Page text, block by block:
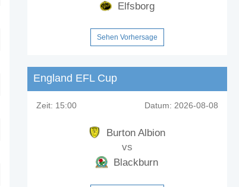
Elfsborg
Sehen Vorhersage
England EFL Cup
Zeit: 15:00 Datum: 2026-08-08
Burton Albion
vs
Blackburn